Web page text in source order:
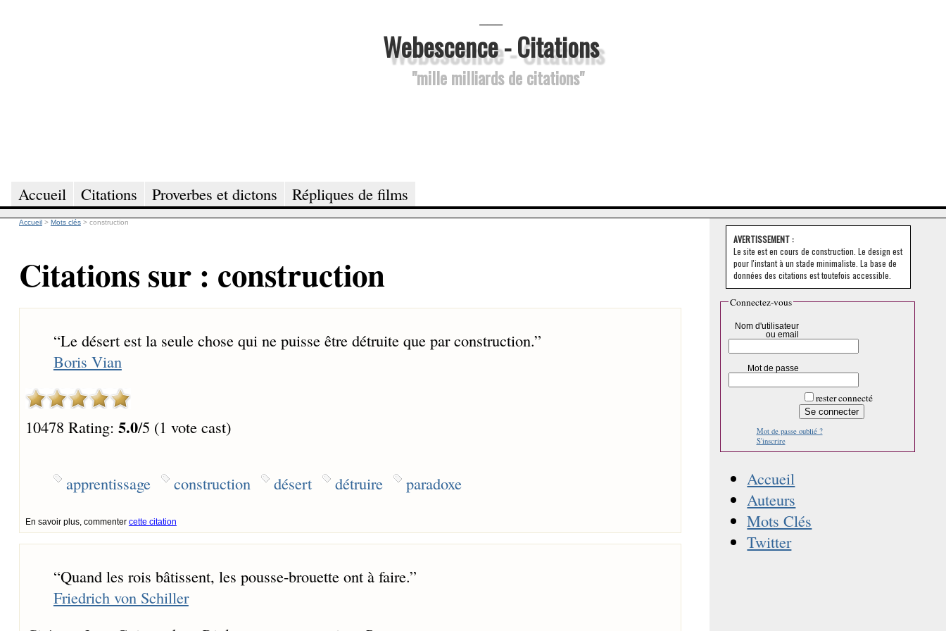
Webescence - Citations
"mille milliards de citations"
Accueil Citations Proverbes et dictons Répliques de films
Accueil > Mots clés > construction
Citations sur : construction
“Le désert est la seule chose qui ne puisse être détruite que par construction.”
Boris Vian
10478 Rating: 5.0/5 (1 vote cast)
apprentissage construction désert détruire paradoxe
En savoir plus, commenter cette citation
“Quand les rois bâtissent, les pousse-brouette ont à faire.”
Friedrich von Schiller
AVERTISSEMENT :
Le site est en cours de construction. Le design est
pour l'instant à un stade minimaliste. La base de
données des citations est toutefois accessible.
Connectez-vous
Nom d'utilisateur
ou email
Mot de passe
rester connecté
Mot de passe oublié ?
S'inscrire
Accueil
Auteurs
Mots Clés
Twitter